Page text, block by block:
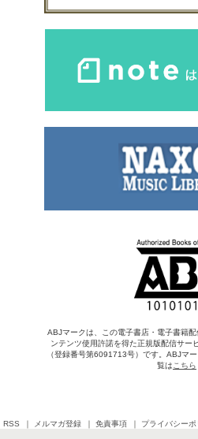
ABJマークは、この電子書店・電子書籍
ンテンツ使用許諾を得た正規版配信サー
（登録番号第6091713号）です。ABJマ
覧は こちら
RSS メルマガ登録 免責事項 プライバシーポ